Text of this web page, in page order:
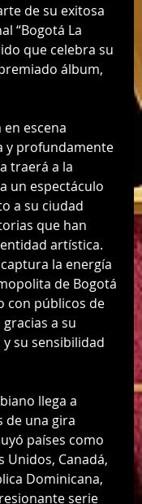
de su exitosa
“Bogotá La
que celebra su
álbum,
escena
y profundamente
traerá a la
un espectáculo
a su ciudad
que han
artística.
la energía
de Bogotá
con públicos de
a su
su sensibilidad
llega a
de una gira
países como
Unidos, Canadá,
Dominicana,
serie